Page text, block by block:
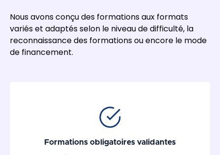
Nous avons conçu des formations aux formats
variés et adaptés selon le niveau de difficulté, la
reconnaissance des formations ou encore le mode
de financement.
Formations obligatoires validantes